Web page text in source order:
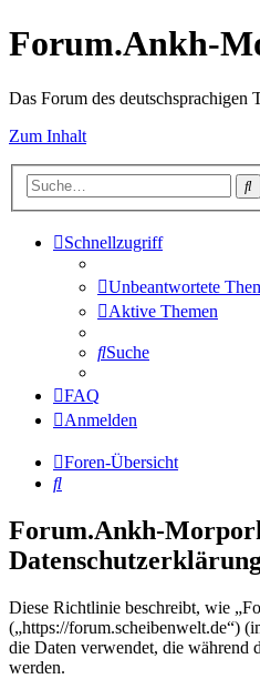
Forum.Ankh-
Das Forum des deutschsprachigen
Zum Inhalt
Schnellzugriff
Unbeantwortete
Aktive Themen
Suche
FAQ
Anmelden
Foren-Übersicht
Suche
Forum.Ankh-
Diese Richtlinie beschreibt, wie
(„https://forum.scheibenwelt.de“)
die Daten verwendet, die während
werden.